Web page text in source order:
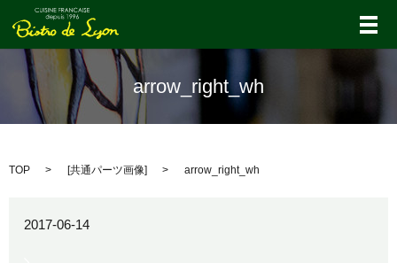
メ
arrow_right_wh
TOP [共通パーツ画像] arrow_right_wh
2017-06-14